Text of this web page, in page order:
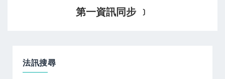
第一資訊同步 ﹞
法訊搜尋